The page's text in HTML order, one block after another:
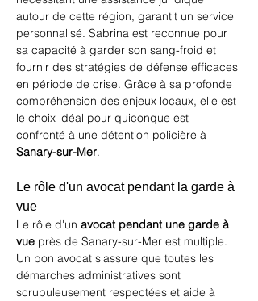
autour de cette région, garantit un service
personnalisé. Sabrina est reconnue pour
sa capacité à garder son sang-froid et
fournir des stratégies de défense efficaces
en période de crise. Grâce à sa profonde
compréhension des enjeux locaux, elle est
le choix idéal pour quiconque est
confronté à une détention policière à
Sanary-sur-Mer.
Le rôle d'un avocat pendant la garde à
vue
Le rôle d'un avocat pendant une garde à
vue près de Sanary-sur-Mer est multiple.
Un bon avocat s'assure que toutes les
démarches administratives sont
scrupuleusement respectées et aide à